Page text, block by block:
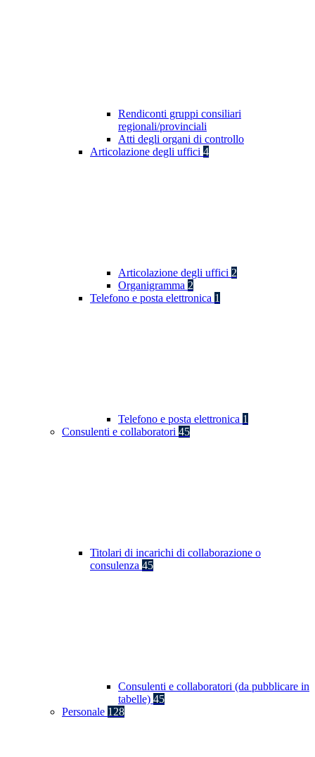
Rendiconti gruppi consiliari
regionali/provinciali
Atti degli organi di controllo
Articolazione degli uffici 4
Articolazione degli uffici 2
Organigramma 2
Telefono e posta elettronica 1
Telefono e posta elettronica 1
Consulenti e collaboratori 45
Titolari di incarichi di collaborazione o
consulenza 45
Consulenti e collaboratori (da pubblicare in
tabelle) 45
Personale 128